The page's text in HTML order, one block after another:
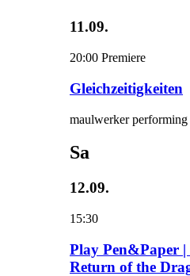
11.09.
20:00 Premiere
Gleichzeitigkeiten
maulwerker performing
Sa
12.09.
15:30
Play Pen&Paper
Return of the